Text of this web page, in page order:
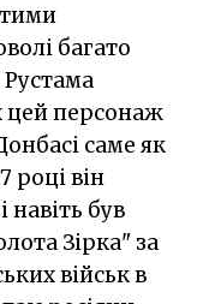
багато
Рустама
цей персонаж
саме як
році він
навіть був
Зірка" за
військ в